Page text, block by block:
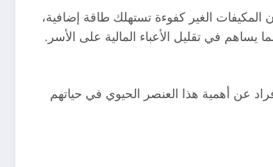
الغير كفوءة تستهلك طاقة إضافية،
يساهم في تقليل الأعباء المالية على الأسر.
عن أهمية هذا العنصر الحيوي في حياتهم